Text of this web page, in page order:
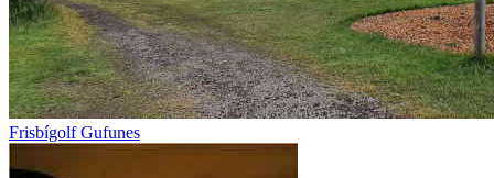
Frisbígolf Gufunes